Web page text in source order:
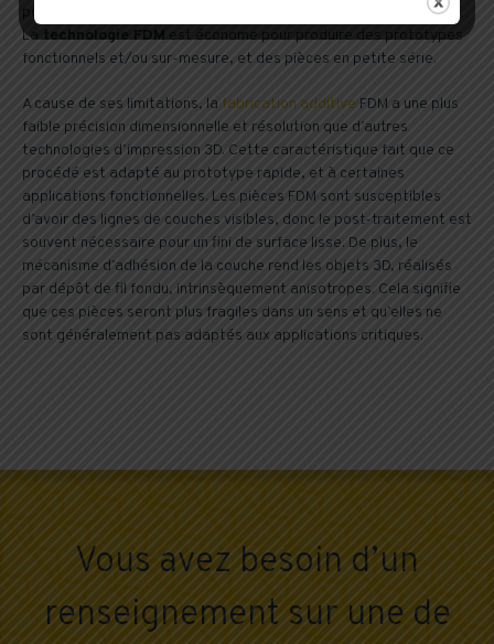
polyamide, le polystyrène, l’ASA, le HIPS, les matériaux flexibles…
Latechnologie FDMest économe pour produire des prototypes
fonctionnels et/ou sur-mesure, et des pièces en petite série.
A cause de ses limitations, la fabrication additive FDM a une plus
faible précision dimensionnelle et résolution que d’autres
technologies d’impression 3D. Cette caractéristique fait que ce
procédé est adapté au prototype rapide, et à certaines
applications fonctionnelles. Les pièces FDM sont susceptibles
d’avoir des lignes de couches visibles, donc le post-traitement est
souvent nécessaire pour un fini de surface lisse. De plus, le
mécanisme d’adhésion de la couche rend les objets 3D, réalisés
par dépôt de fil fondu, intrinsèquement anisotropes. Cela signifie
que ces pièces seront plus fragiles dans un sens et qu’elles ne
sont généralement pas adaptés aux applications critiques.
Vous avez besoin d’un
renseignement sur une de